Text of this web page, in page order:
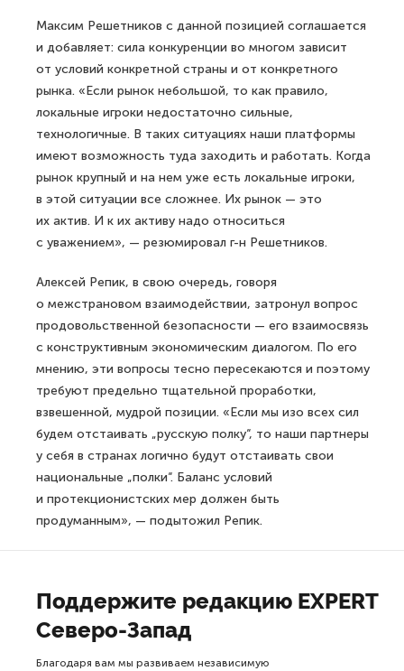
Максим Решетников с данной позицией соглашается
и добавляет: сила конкуренции во многом зависит
от условий конкретной страны и от конкретного
рынка. «Если рынок небольшой, то как правило,
локальные игроки недостаточно сильные,
технологичные. В таких ситуациях наши платформы
имеют возможность туда заходить и работать. Когда
рынок крупный и на нем уже есть локальные игроки,
в этой ситуации все сложнее. Их рынок — это
их актив. И к их активу надо относиться
с уважением», — резюмировал г-н Решетников.
Алексей Репик, в свою очередь, говоря
о межстрановом взаимодействии, затронул вопрос
продовольственной безопасности — его взаимосвязь
с конструктивным экономическим диалогом. По его
мнению, эти вопросы тесно пересекаются и поэтому
требуют предельно тщательной проработки,
взвешенной, мудрой позиции. «Если мы изо всех сил
будем отстаивать „русскую полку“, то наши партнеры
у себя в странах логично будут отстаивать свои
национальные „полки“. Баланс условий
и протекционистских мер должен быть
продуманным», — подытожил Репик.
Поддержите редакцию EXPERT
Северо-Запад
Благодаря вам мы развиваем независимую